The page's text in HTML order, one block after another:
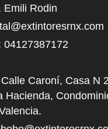
Emili Rodin
04127387172
Calle Caroní, Casa N
Hacienda,